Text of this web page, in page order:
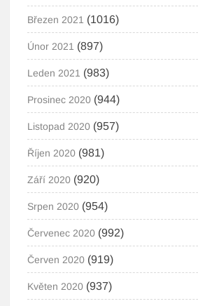
Březen 2021 (1016)
Únor 2021 (897)
Leden 2021 (983)
Prosinec 2020 (944)
Listopad 2020 (957)
Říjen 2020 (981)
Září 2020 (920)
Srpen 2020 (954)
Červenec 2020 (992)
Červen 2020 (919)
Květen 2020 (937)